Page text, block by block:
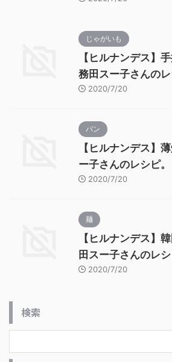
じゃがいも
【ヒルナンデス】
務田スー子さんのレ
2020/7/20
パン
【ヒルナンデス】
ー子さんのレシピ。
2020/7/20
麺
【ヒルナンデス】
田スー子さんのレシ
2020/7/20
検索